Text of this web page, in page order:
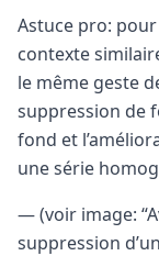
Astuce pro:
contexte
le même geste
suppression de
fond et
une série
— (voir image:
suppression